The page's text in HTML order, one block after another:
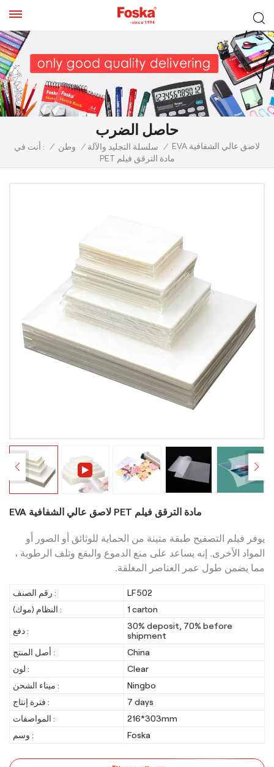
حاصل الضرب
أنت في : / وطن / سلسلة التجليد والآلة / EVA لاصق عالي الشفافية
PET مادة الترقق فيلم
EVA لاصق عالي الشفافية PET مادة الترقق فيلم
يوفر فيلم التصفيح طبقة متينة من الحماية للوثائق أو الصور أو
المواد الأخرى. إنه يساعد على منع الدموع والبقع وتلف الرطوبة ،
مما يضمن طول عمر العناصر المغلقة.
رقم الصنف :
LF502
النظام (موك) :
1 carton
دفع :
30% deposit, 70% before
shipment
أصل المنتج :
China
لون :
Clear
ميناء الشحن :
Ningbo
فترة إنتاج :
7 days
المواصفات :
216*303mm
وسم :
Foska